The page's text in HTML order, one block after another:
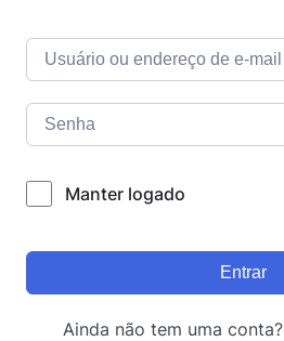
Manter logado
Entrar
Ainda não tem uma conta?